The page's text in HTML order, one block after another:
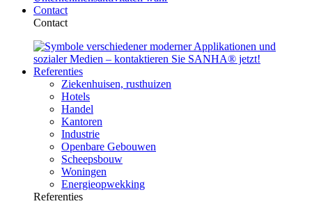
Contact
Contact
Referenties
Ziekenhuisen, rusthuizen
Hotels
Handel
Kantoren
Industrie
Openbare Gebouwen
Scheepsbouw
Woningen
Energieopwekking
Referenties